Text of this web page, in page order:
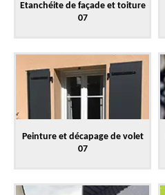
Etanchéite de façade et toiture
07
Peinture et décapage de volet
07